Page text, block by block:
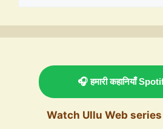
🎧 हमारी कहानियाँ
Watch Ullu Web series